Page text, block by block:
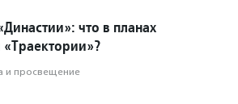
что в планах
и просвещение